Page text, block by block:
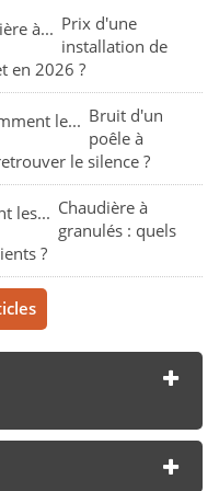
Prix d'une
installation de
en 2026 ?
Bruit d'un
poêle à
le silence ?
Chaudière à
granulés : quels
?